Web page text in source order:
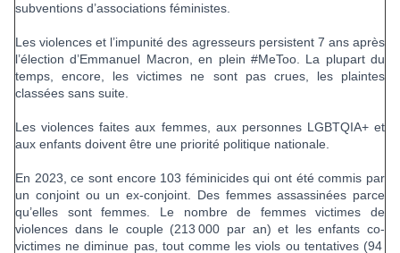
subventions d’associations féministes.
Les violences et l’impunité des agresseurs persistent 7 ans après
l’élection d’Emmanuel Macron, en plein #MeToo. La plupart du
temps, encore, les victimes ne sont pas crues, les plaintes
classées sans suite.
Les violences faites aux femmes, aux personnes LGBTQIA+ et
aux enfants doivent être une priorité politique nationale.
En 2023, ce sont encore 103 féminicides qui ont été commis par
un conjoint ou un ex-conjoint. Des femmes assassinées parce
qu’elles sont femmes. Le nombre de femmes victimes de
violences dans le couple (213 000 par an) et les enfants co-
victimes ne diminue pas, tout comme les viols ou tentatives (94